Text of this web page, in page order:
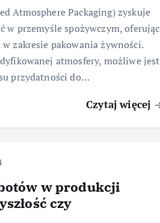
Atmosphere Packaging) zyskuje
w przemyśle spożywczym, oferując
zakresie pakowania żywności.
atmosfery, możliwe jest
przydatności do…
Czytaj więcej
w produkcji
czy